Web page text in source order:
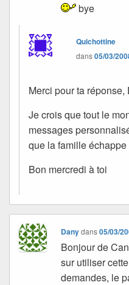
bye
Quichottine
dans05/03/
Merci pour ta réponse,
Je crois que tout le
messages
que la famille échappe
Bon mercredi à toi
Danydans05/03/
Bonjour de
sur utiliser
demandes, le